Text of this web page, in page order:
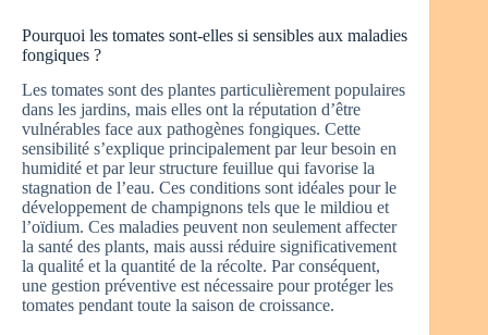
Pourquoi les tomates sont-elles si sensibles aux maladies
fongiques ?
Les tomates sont des plantes particulièrement populaires
dans les jardins, mais elles ont la réputation d’être
vulnérables face aux pathogènes fongiques. Cette
sensibilité s’explique principalement par leur besoin en
humidité et par leur structure feuillue qui favorise la
stagnation de l’eau. Ces conditions sont idéales pour le
développement de champignons tels que le mildiou et
l’oïdium. Ces maladies peuvent non seulement affecter
la santé des plants, mais aussi réduire significativement
la qualité et la quantité de la récolte. Par conséquent,
une gestion préventive est nécessaire pour protéger les
tomates pendant toute la saison de croissance.